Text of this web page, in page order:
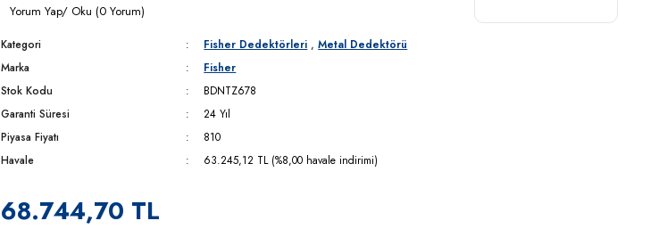
Yorum Yap/ Oku (0 Yorum)
Kategori Fisher Dedektörleri ,Metal Dedektörü
Marka
Fisher
Stok Kodu
BDNTZ678
Garanti Süresi
24 Yıl
Piyasa Fiyatı
810
Havale
63.245,12 TL (%8,00 havale indirimi)
68.744,70 TL